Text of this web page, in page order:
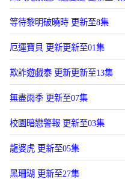
等待黎明破曉時 更新至8集
厄運寶貝 更新更新至01集
欺詐遊戯泰 更新更新至13集
無盡雨季 更新至07集
校園暗戀警報 更新至03集
龍婆虎 更新至05集
黑珊瑚 更新至27集